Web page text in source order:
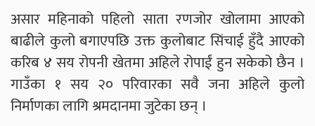
असार महिनाको पहिलो साता रणजोर खोलामा आएको
बाढीले कुलो बगाएपछि उक्त कुलोबाट सिंचाई हुँदै आएको
करिब ४ सय रोपनी खेतमा अहिले रोपाईं हुन सकेको छैन ।
गाउँका १ सय २० परिवारका सवै जना अहिले कुलो
निर्माणका लागि श्रमदानमा जुटेका छन् ।